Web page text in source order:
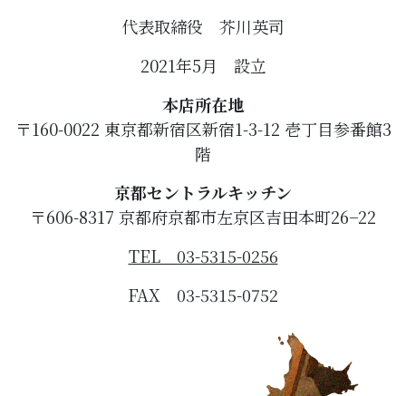
代表取締役 芥川英司
2021年5月 設立
本店所在地
〒160-0022 東京都新宿区新宿1-3-12 壱丁目参番館3
階
京都セントラルキッチン
〒606-8317 京都府京都市左京区吉田本町26−22
TEL 03-5315-0256
FAX 03-5315-0752